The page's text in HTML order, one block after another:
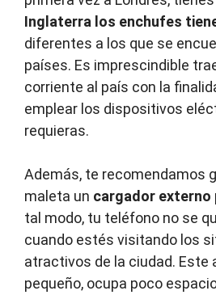
Inglaterra los enchufes
diferentes a los que se
países. Es imprescindible
corriente al país con la
emplear los dispositivos
requieras.
Además, te recomendamos
maleta un cargador externo
tal modo, tu teléfono no se
cuando estés visitando los
atractivos de la ciudad. Este
pequeño, ocupa poco